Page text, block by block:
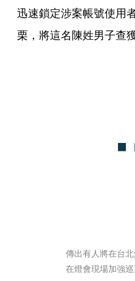
迅速鎖定涉案帳號使用
栗，將這名陳姓男子查獲
傳出有人將在台
在燈會現場加強巡